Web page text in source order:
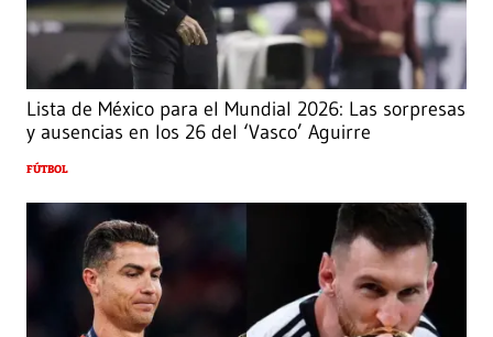
Lista de México para el Mundial 2026: Las sorpresas
y ausencias en los 26 del ‘Vasco’ Aguirre
FÚTBOL